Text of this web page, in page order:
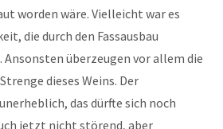
worden wäre. Vielleicht war es
die durch den Fassausbau
Ansonsten überzeugen vor allem die
dieses Weins. Der
das dürfte sich noch
jetzt nicht störend, aber